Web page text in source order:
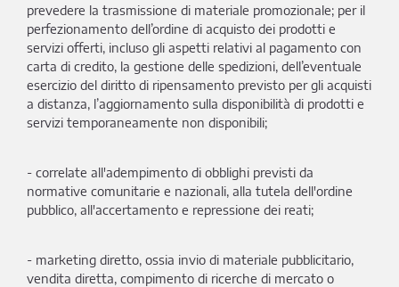
prevedere la trasmissione di materiale promozionale; per il
perfezionamento dell’ordine di acquisto dei prodotti e
servizi offerti, incluso gli aspetti relativi al pagamento con
carta di credito, la gestione delle spedizioni, dell’eventuale
esercizio del diritto di ripensamento previsto per gli acquisti
a distanza, l’aggiornamento sulla disponibilità di prodotti e
servizi temporaneamente non disponibili;
- correlate all'adempimento di obblighi previsti da
normative comunitarie e nazionali, alla tutela dell'ordine
pubblico, all'accertamento e repressione dei reati;
- marketing diretto, ossia invio di materiale pubblicitario,
vendita diretta, compimento di ricerche di mercato o